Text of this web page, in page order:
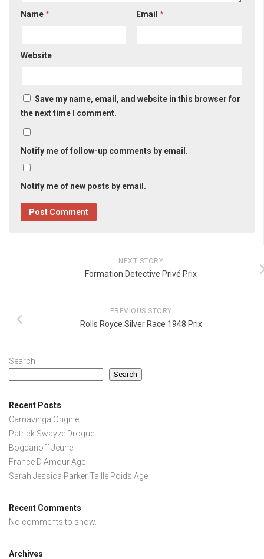
Name* Email*
Website
Save my name, email, and website in this browser for
the next time I comment.
Notify me of follow-up comments by email.
Notify me of new posts by email.
NEXT STORY
Formation Detective Privé Prix
PREVIOUS STORY
Rolls Royce Silver Race 1948 Prix
Search
Search
Recent Posts
Camavinga Origine
Patrick Swayze Drogue
Bogdanoff Jeune
France D Amour Age
Sarah Jessica Parker Taille Poids Age
Recent Comments
No comments to show.
Archives